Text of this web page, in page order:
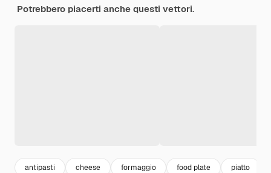
Potrebbero piacerti anche questi vettori.
antipasti cheese formaggio food plate piatto